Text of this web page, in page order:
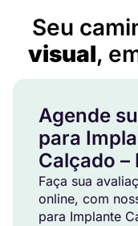
Seu
visual,
Agende
para
Calçado –
Faça sua
online, com
para Implante